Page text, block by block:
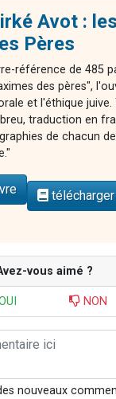
Avot :
Pères
référence de 485
des pères",
et l'éthique juive.
traduction en
de chacun
vous aimé ?
NON
nouveaux